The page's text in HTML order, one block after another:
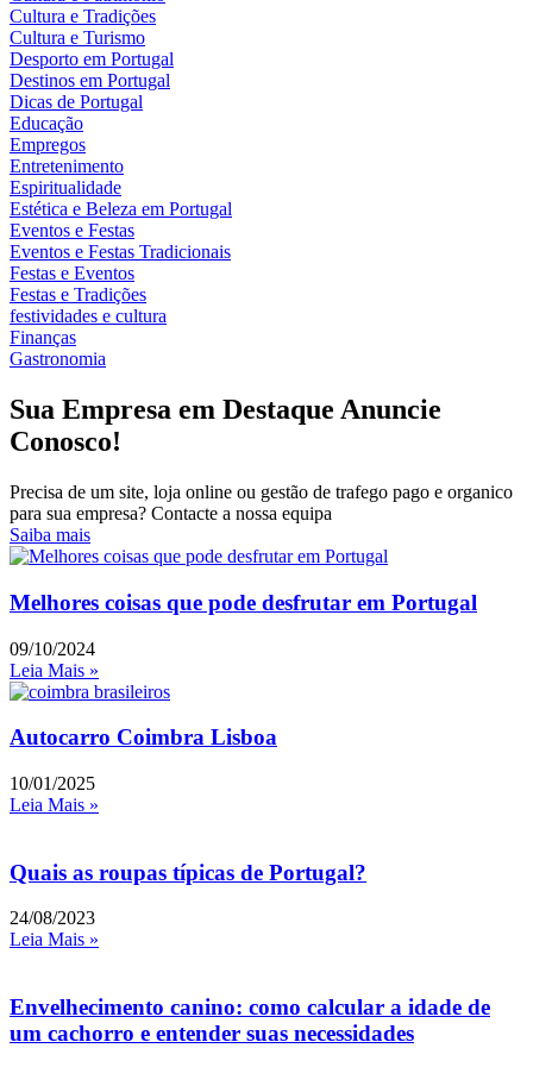
Cultura e Tradições
Cultura e Turismo
Desporto em Portugal
Destinos em Portugal
Dicas de Portugal
Educação
Empregos
Entretenimento
Espiritualidade
Estética e Beleza em Portugal
Eventos e Festas
Eventos e Festas Tradicionais
Festas e Eventos
Festas e Tradições
festividades e cultura
Finanças
Gastronomia
Sua Empresa em Destaque Anuncie
Conosco!
Precisa de um site, loja online ou gestão de trafego pago e organico
para sua empresa? Contacte a nossa equipa
Saiba mais
Melhores coisas que pode desfrutar em Portugal
09/10/2024
Leia Mais »
Autocarro Coimbra Lisboa
10/01/2025
Leia Mais »
Quais as roupas típicas de Portugal?
24/08/2023
Leia Mais »
Envelhecimento canino: como calcular a idade de
um cachorro e entender suas necessidades